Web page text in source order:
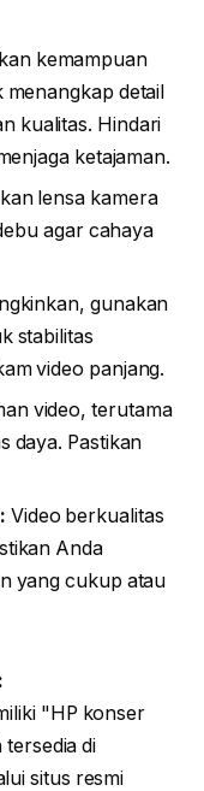
kemampuan
detail
kualitas. Hindari
ketajaman.
lensa kamera
agar cahaya
gunakan
stabilitas
video panjang.
video, terutama
daya. Pastikan
Video berkualitas
Anda
yang cukup atau
"HP konser
di
situs resmi